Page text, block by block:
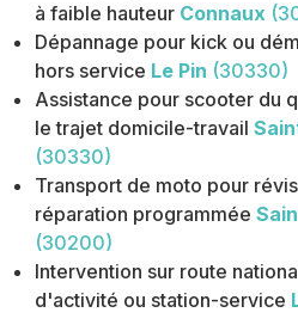
à faible hauteur Connaux
Dépannage pour kick ou
hors service Le Pin (30330)
Assistance pour scooter du
le trajet domicile-travail
(30330)
Transport de moto pour
réparation programmée
(30200)
Intervention sur route
d'activité ou station-service